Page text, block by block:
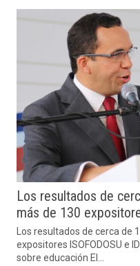
Los resultados de
más de 130
Los resultados de cerca de
expositores ISOFODOSU e
sobre educación El...